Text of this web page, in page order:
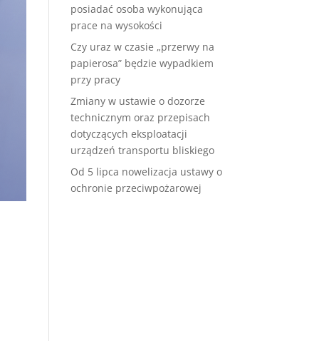
posiadać osoba wykonująca
prace na wysokości
Czy uraz w czasie „przerwy na
papierosa” będzie wypadkiem
przy pracy
Zmiany w ustawie o dozorze
technicznym oraz przepisach
dotyczących eksploatacji
urządzeń transportu bliskiego
Od 5 lipca nowelizacja ustawy o
ochronie przeciwpożarowej